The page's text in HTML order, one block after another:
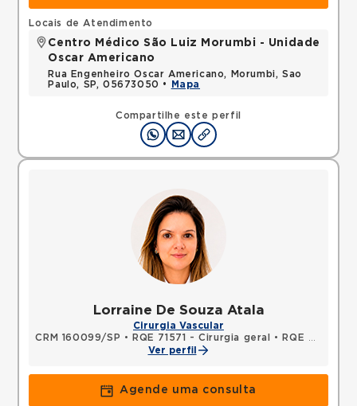
Compartilhe este perfil
Locais de Atendimento
Centro Médico São Luiz Morumbi - Unidade
Oscar Americano
Rua Engenheiro Oscar Americano, Morumbi, Sao
Paulo, SP, 05673050 •
Mapa
Lorraine De Souza Atala
Cirurgia Vascular
CRM 160099/SP • RQE 71571 - Cirurgia geral •
RQE 71572 - Cirurgia vascular
Ver perfil
Agende uma consulta